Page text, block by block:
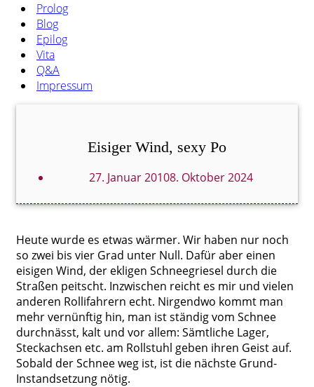
Prolog
Blog
Epilog
Vita
Q&A
Impressum
Eisiger Wind, sexy Po
27. Januar 20108. Oktober 2024
Heute wurde es etwas wärmer. Wir haben nur noch
so zwei bis vier Grad unter Null. Dafür aber einen
eisigen Wind, der ekligen Schneegriesel durch die
Straßen peitscht. Inzwischen reicht es mir und vielen
anderen Rollifahrern echt. Nirgendwo kommt man
mehr vernünftig hin, man ist ständig vom Schnee
durchnässt, kalt und vor allem: Sämtliche Lager,
Steckachsen etc. am Rollstuhl geben ihren Geist auf.
Sobald der Schnee weg ist, ist die nächste Grund-
Instandsetzung nötig.